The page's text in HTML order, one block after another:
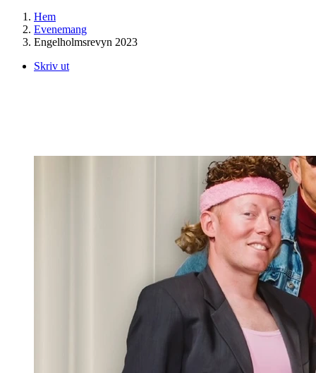
Hem
Evenemang
Engelholmsrevyn 2023
Skriv ut